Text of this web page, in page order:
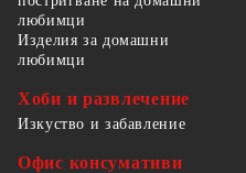
любимци
Изделия за домашни
любимци
Хоби и развлечение
Изкуство и забавление
Офис консумативи